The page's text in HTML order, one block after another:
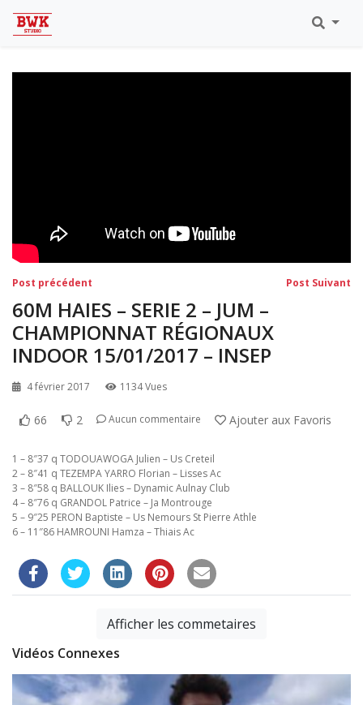
Eaubonne 2019
Navigation
de
l’article
Post précédent Post Suivant
60M HAIES – SERIE 2 – JUM –
CHAMPIONNAT RÉGIONAUX
INDOOR 15/01/2017 – INSEP
4 février 2017 1134 Vues
66 2 Aucun commentaire Ajouter aux Favoris
1 – 8″37 q TODOUAWOGA Julien – Us Creteil
2 – 8″41 q TEZEMPA YARRO Florian – Lisses Ac
3 – 8″58 q BALLOUK Ilies – Dynamic Aulnay Club
4 – 8″76 q GRANDOL Patrice – Ja Montrouge
5 – 9″25 PERON Baptiste – Us Nemours St Pierre Athle
6 – 11″86 HAMROUNI Hamza – Thiais Ac
Afficher les commetaires
Vidéos Connexes